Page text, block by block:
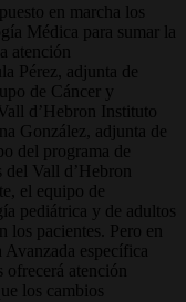
en marcha los
Médica para sumar la
atención
Pérez, adjunta de
de Cáncer y
d’Hebron Instituto
González, adjunta de
del programa de
Vall d’Hebron
el equipo de
pediátrica y de adultos
pacientes. Pero en
específica
atención
los cambios